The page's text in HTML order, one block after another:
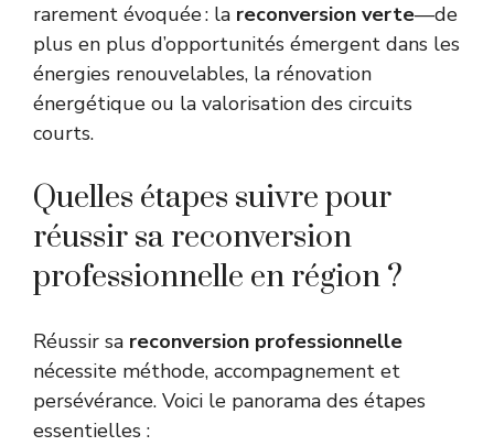
rarement évoquée : la reconversion verte—de
plus en plus d’opportunités émergent dans les
énergies renouvelables, la rénovation
énergétique ou la valorisation des circuits
courts.
Quelles étapes suivre pour
réussir sa reconversion
professionnelle en région ?
Réussir sa reconversion professionnelle
nécessite méthode, accompagnement et
persévérance. Voici le panorama des étapes
essentielles :